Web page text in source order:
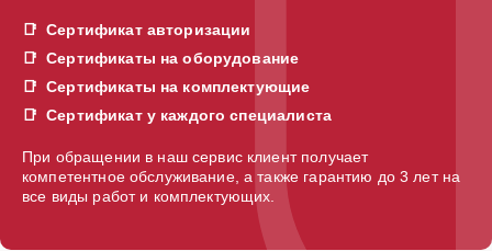
Сертификат авторизации
Сертификаты на оборудование
Сертификаты на комплектующие
Сертификат у каждого специалиста
При обращении в наш сервис клиент получает
компетентное обслуживание, а также гарантию до 3 лет на
все виды работ и комплектующих.